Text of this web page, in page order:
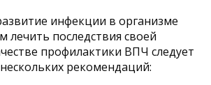
инфекции в организме
лечить последствия своей
профилактики ВПЧ следует
рекомендаций: